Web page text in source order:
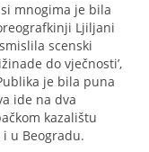
mnogima je bila
Ljiljani
scenski
do vječnosti’,
je bila puna
ide na dva
kazalištu
u Beogradu.